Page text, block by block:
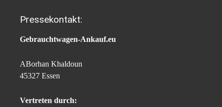
Pressekontakt:
Gebrauchtwagen-Ankauf.eu
ABorhan Khaldoun
45327 Essen
Vertreten durch: